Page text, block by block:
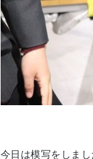
今日は模写をしまし